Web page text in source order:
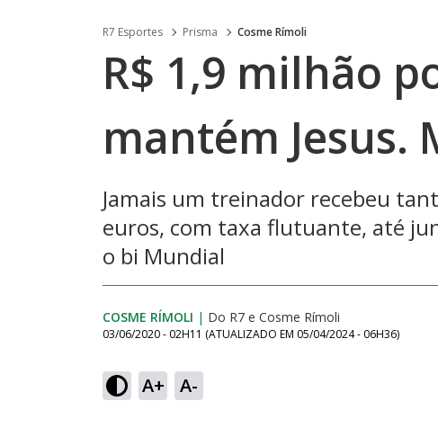
R7 Esportes Prisma Cosme Rímoli
R$ 1,9 milhão
mantém Jesus.
Jamais um treinador recebeu
euros, com taxa flutuante, até
o bi Mundial
COSME RÍMOLI | Do R7 e Cosme Rímoli
03/06/2020 - 02H11 (ATUALIZADO EM 05/04/2024 - 06H36)
A+ A-